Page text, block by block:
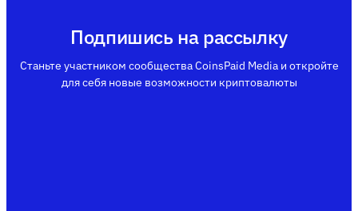
Подпишись на рассылку
Станьте участником сообщества CoinsPaid Media и откройте
для себя новые возможности криптовалюты